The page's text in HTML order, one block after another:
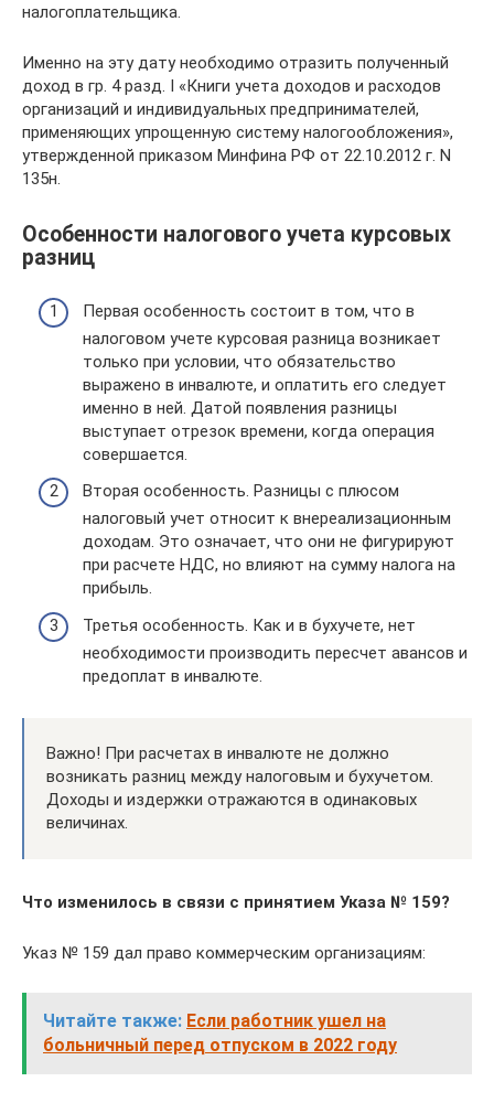
налогоплательщика.
Именно на эту дату необходимо отразить полученный
доход в гр. 4 разд. I «Книги учета доходов и расходов
организаций и индивидуальных предпринимателей,
применяющих упрощенную систему налогообложения»,
утвержденной приказом Минфина РФ от 22.10.2012 г. N
135н.
Особенности налогового учета курсовых
разниц
Первая особенность состоит в том, что в
налоговом учете курсовая разница возникает
только при условии, что обязательство
выражено в инвалюте, и оплатить его следует
именно в ней. Датой появления разницы
выступает отрезок времени, когда операция
совершается.
Вторая особенность. Разницы с плюсом
налоговый учет относит к внереализационным
доходам. Это означает, что они не фигурируют
при расчете НДС, но влияют на сумму налога на
прибыль.
Третья особенность. Как и в бухучете, нет
необходимости производить пересчет авансов и
предоплат в инвалюте.
Важно! При расчетах в инвалюте не должно
возникать разниц между налоговым и бухучетом.
Доходы и издержки отражаются в одинаковых
величинах.
Что изменилось в связи с принятием Указа № 159?
Указ № 159 дал право коммерческим организациям:
Читайте также: Если работник ушел на
больничный перед отпуском в 2022 году